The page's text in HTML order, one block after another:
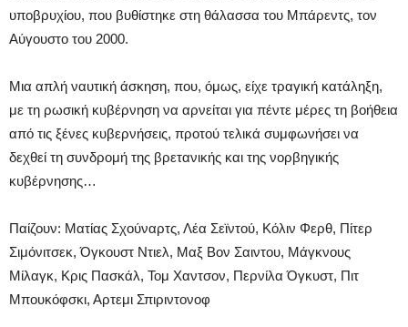
υποβρυχίου, που βυθίστηκε στη θάλασσα του Μπάρεντς, τον
Αύγουστο του 2000.
Μια απλή ναυτική άσκηση, που, όμως, είχε τραγική κατάληξη,
με τη ρωσική κυβέρνηση να αρνείται για πέντε μέρες τη βοήθεια
από τις ξένες κυβερνήσεις, προτού τελικά συμφωνήσει να
δεχθεί τη συνδρομή της βρετανικής και της νορβηγικής
κυβέρνησης…
Παίζουν: Ματίας Σχούναρτς, Λέα Σεϊντού, Κόλιν Φερθ, Πίτερ
Σιμόνιτσεκ, Όγκουστ Ντιελ, Μαξ Βον Σαιντου, Μάγκνους
Μίλαγκ, Κρις Πασκάλ, Τομ Χαντσον, Περνίλα Όγκυστ, Πιτ
Μπουκόφσκι, Αρτεμι Σπιριντονοφ